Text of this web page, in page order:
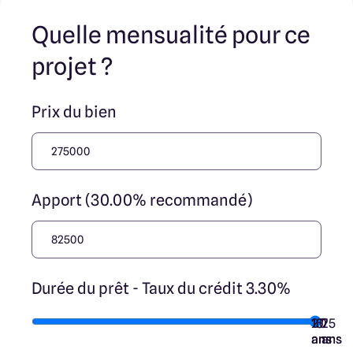
nos partenaires fonciers.
Quelle mensualité pour ce
projet ?
Prix du bien
Apport (30.00% recommandé)
Durée du prêt - Taux du crédit 3.30%
7
ans
10
ans
15
ans
20
ans
25
ans